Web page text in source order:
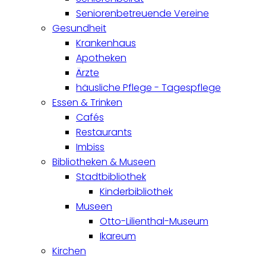
Seniorenbetreuende Vereine
Gesundheit
Krankenhaus
Apotheken
Ärzte
häusliche Pflege - Tagespflege
Essen & Trinken
Cafés
Restaurants
Imbiss
Bibliotheken & Museen
Stadtbibliothek
Kinderbibliothek
Museen
Otto-Lilienthal-Museum
Ikareum
Kirchen